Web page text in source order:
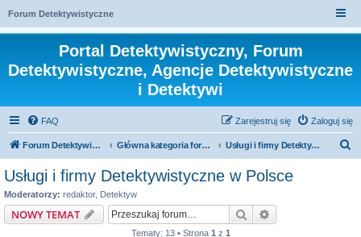
Forum Detektywistyczne
Portal Detektywistyczny, Forum
Detektywistyczne, Agencje Detektywistyczne
i Detektywi
FAQ Zaloguj się
Zarejestruj się
Forum Detektywistyczne, Detektyw Główna kategoria forum Usługi i firmy Detektywistyczne w Polsce
Usługi i firmy Detektywistyczne w Polsce
Moderatorzy: redaktor, Detektyw
NOWY TEMAT Szukaj
Tematy: 13 • Strona 1 z 1